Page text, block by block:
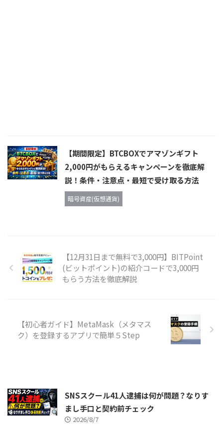
【期間限定】BTCBOXでアマゾンギフト
2,000円がもらえるキャンペーンを徹底解
説！条件・注意点・最短で受け取る方法
暗号資産(仮想通貨)
【12月31日まで無料で3,000円】BITPoint
(ビットポイント)の紹介コードで3,000円
もらう方法を徹底解説
【初心者ガイド】MetaMask（メタマス
ク）を登録するアプリで簡単５Step
SNSスクール41人逮捕は何が問題？なりす
まし手口と契約前チェック
2026/8/7